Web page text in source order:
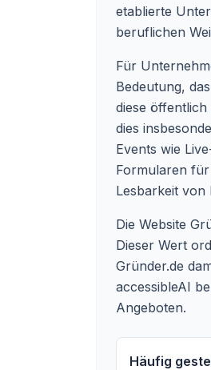
etablierte
beruflichen
Für
Bedeutung,
diese
dies
Events wie
Formularen
Lesbarkeit von
Die Website
Dieser Wert
Gründer.de
accessibleAI
Angeboten.
Häufig